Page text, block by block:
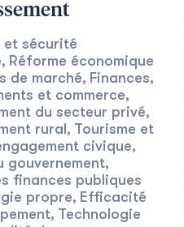
et sécurité
, Réforme économique
de marché, Finances,
et commerce,
du secteur privé,
rural , Tourisme et
civique,
gouvernement,
finances publiques
propre, Efficacité
, Technologie